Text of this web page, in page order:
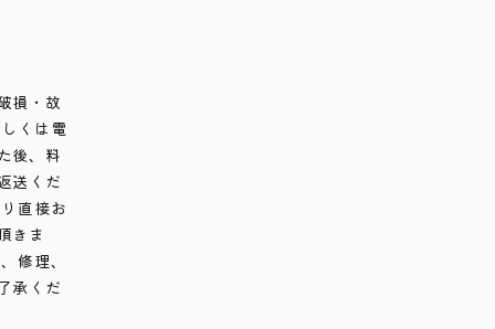
損・故
くは電
後、料
送くだ
直接お
きま
修理、
承くだ